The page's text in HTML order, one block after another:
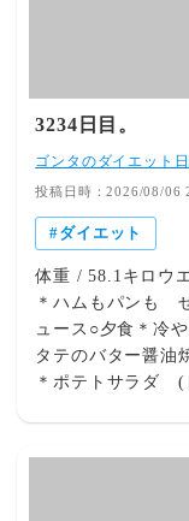
３°C 最高気温約
傘、帽子などで有
う。（自主自律し
い。 睡眠、栄養、そして運動が大事です。 体調管理をし
っかりしましょう。 また、健康維持のため、よく体を
かしていきましょう！ 今日もボチボチ行きまし
SQUAREの
人さんのソロがす
イドルの女神がツ
楽が映像とマッチ
あ～。^^; 昔は自
す。 あ～本当に懐
3234日目。
ゴンタのダイエット
投稿日時：2026/08/06
ダイエット
体重 / 58.1キロウ
＊ハムもパンも
ュース○夕食＊冷
タテのバター醤油
＊ポテトサラダ (
イス